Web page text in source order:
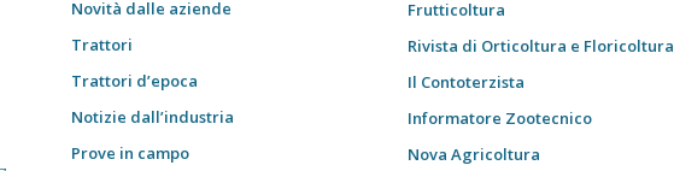
Novità dalle aziende
Trattori
Trattori d’epoca
Notizie dall’industria
Prove in campo
Frutticoltura
Rivista di Orticoltura e Floricoltura
Il Contoterzista
Informatore Zootecnico
Nova Agricoltura